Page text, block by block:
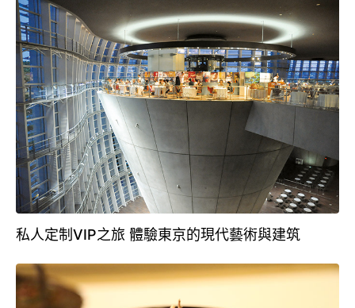
私人定制VIP之旅 體驗東京的現代藝術與建筑